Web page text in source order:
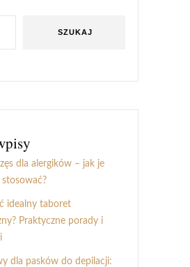
SZUKAJ
dla alergików – jak je
idealny taboret
Praktyczne porady i
dla pasków do depilacji: